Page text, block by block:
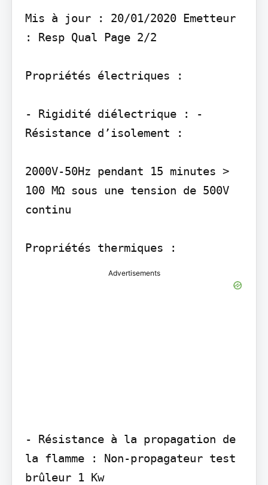
Mis à jour : 20/01/2020 Emetteur
: Resp Qual Page 2/2
Propriétés électriques :
- Rigidité diélectrique : -
Résistance d’isolement :
2000V-50Hz pendant 15 minutes >
100 MΩ sous une tension de 500V
continu
Advertisements
- Résistance à la propagation de
la flamme : Non-propagateur test
brûleur 1 Kw